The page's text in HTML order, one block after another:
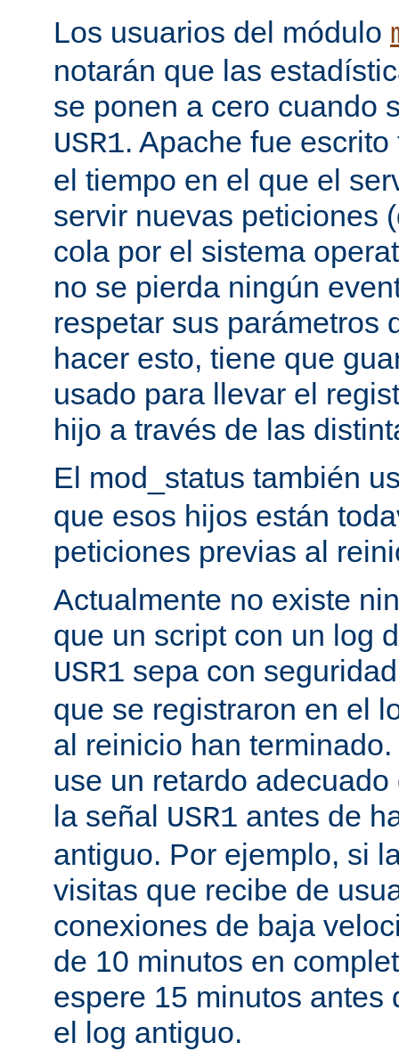
Los usuarios del módulo
notarán que las
se ponen a cero cuando
USR1. Apache fue
el tiempo en el que el
servir nuevas peticiones
cola por el sistema
no se pierda ningún
respetar sus parámetros
hacer esto, tiene que
usado para llevar el
hijo a través de las
El mod_status también
que esos hijos están
peticiones previas al
Actualmente no existe
que un script con un log
USR1 sepa con
que se registraron en el
al reinicio han
use un retardo
la señal USR1 antes de
antiguo. Por ejemplo, si
visitas que recibe de
conexiones de baja
de 10 minutos en
espere 15 minutos antes
el log antiguo.